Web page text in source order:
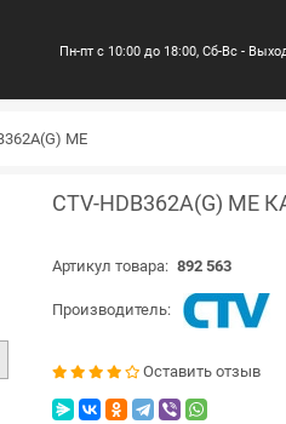
Пн-пт с 10:00 до 18:00, Сб-Вс -
ME
CTV-HDB362A(G)
Артикул товара: 892 563
Производитель:
Оставить отзыв